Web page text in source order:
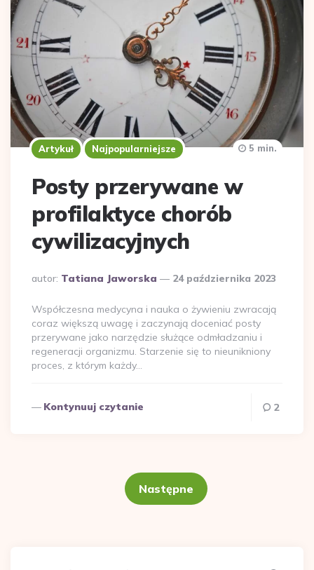
Artykuł Najpopularniejsze
Posty przerywane w
profilaktyce chorób
cywilizacyjnych
Dodane
autor: Tatiana Jaworska 24 października 2023
5 min.
Współczesna medycyna i nauka o żywieniu zwracają
coraz większą uwagę i zaczynają doceniać posty
przerywane jako narzędzie służące odmładzaniu i
regeneracji organizmu. Starzenie się to nieunikniony
proces, z którym każdy…
Kontynuuj czytanie 2
Następne